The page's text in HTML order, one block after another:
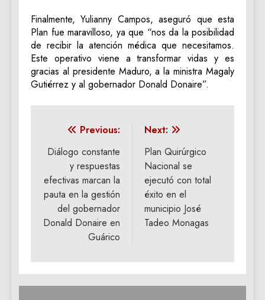
Finalmente, Yulianny Campos, aseguró que esta
Plan fue maravilloso, ya que “nos da la posibilidad
de recibir la atención médica que necesitamos.
Este operativo viene a transformar vidas y es
gracias al presidente Maduro, a la ministra Magaly
Gutiérrez y al gobernador Donald Donaire”.
Navegación
de
entradas
Previous:
Diálogo constante
y respuestas
efectivas marcan la
pauta en la gestión
del gobernador
Donald Donaire en
Guárico
Next:
Plan Quirúrgico
Nacional se
ejecutó con total
éxito en el
municipio José
Tadeo Monagas